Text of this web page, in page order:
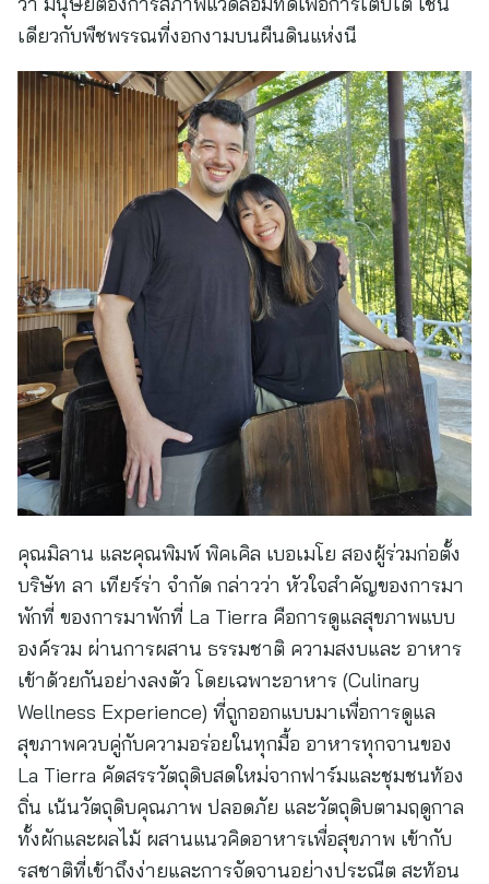
เดียวกับพืชพรรณที่งอกงามบนผืนดินแห่งนี
คุณมิลาน และคุณพิมพ์ พิคเคิล เบอเมโย สองผู้ร่วมก่อตั้ง
บริษัท ลา เทียร์ร่า จำกัด กล่าวว่า หัวใจสำคัญของการมา
พักที่ ของการมาพักที่ La Tierra คือการดูแลสุขภาพแบบ
องค์รวม ผ่านการผสาน ธรรมชาติ ความสงบและ อาหาร
เข้าด้วยกันอย่างลงตัว โดยเฉพาะอาหาร (Culinary
Wellness Experience) ที่ถูกออกแบบมาเพื่อการดูแล
สุขภาพควบคู่กับความอร่อยในทุกมื้อ อาหารทุกจานของ
La Tierra คัดสรรวัตถุดิบสดใหม่จากฟาร์มและชุมชนท้อง
ถิ่น เน้นวัตถุดิบคุณภาพ ปลอดภัย และวัตถุดิบตามฤดูกาล
ทั้งผักและผลไม้ ผสานแนวคิดอาหารเพื่อสุขภาพ เข้ากับ
รสชาติที่เข้าถึงง่ายและการจัดจานอย่างประณีต สะท้อน